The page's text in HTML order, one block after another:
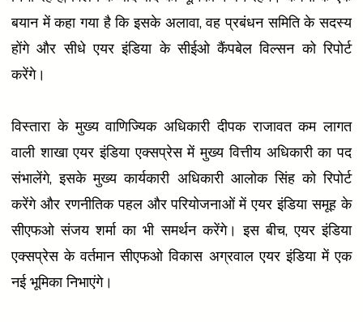
बयान में कहा गया है कि इसके अलावा, वह प्रबंधन समिति के सदस्य
होंगे और सीधे एयर इंडिया के सीईओ कैंपबेल विल्सन को रिपोर्ट
करेंगे।
विस्तारा के मुख्य वाणिज्यिक अधिकारी दीपक राजावत कम लागत
वाली शाखा एयर इंडिया एक्सप्रेस में मुख्य वित्तीय अधिकारी का पद
संभालेंगे, इसके मुख्य कार्यकारी अधिकारी आलोक सिंह को रिपोर्ट
करेंगे और रणनीतिक पहल और परियोजनाओं में एयर इंडिया समूह के
सीएफओ संजय शर्मा का भी समर्थन करेंगे। इस बीच, एयर इंडिया
एक्सप्रेस के वर्तमान सीएफओ विकास अग्रवाल एयर इंडिया में एक
नई भूमिका निभाएंगे।